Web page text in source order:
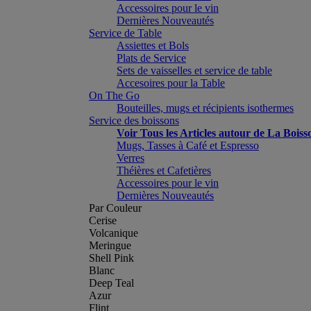
Accessoires pour le vin
Dernières Nouveautés
Service de Table
Assiettes et Bols
Plats de Service
Sets de vaisselles et service de table
Accesoires pour la Table
On The Go
Bouteilles, mugs et récipients isothermes
Service des boissons
Voir Tous les Articles autour de La
Mugs, Tasses à Café et Espresso
Verres
Théières et Cafetières
Accessoires pour le vin
Dernières Nouveautés
Par Couleur
Cerise
Volcanique
Meringue
Shell Pink
Blanc
Deep Teal
Azur
Flint